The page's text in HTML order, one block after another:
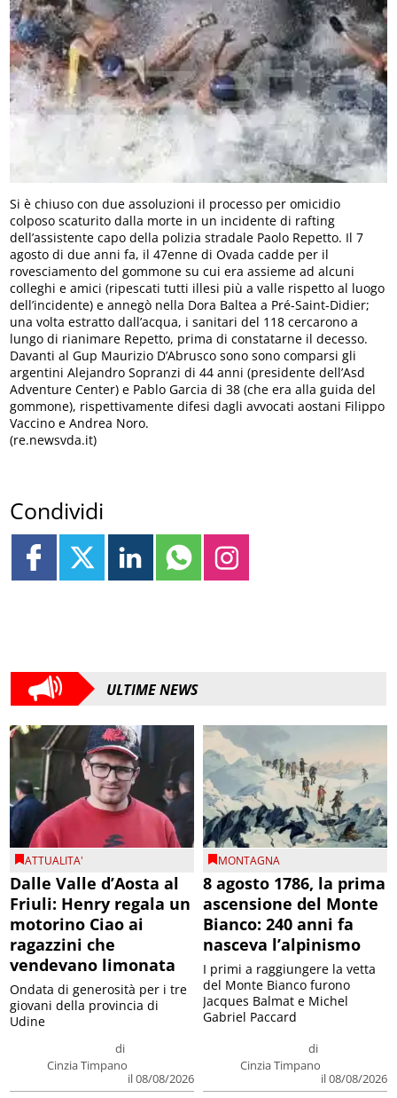
Si è chiuso con due assoluzioni il processo per omicidio
colposo scaturito dalla morte in un incidente di rafting
dell’assistente capo della polizia stradale Paolo Repetto. Il 7
agosto di due anni fa, il 47enne di Ovada cadde per il
rovesciamento del gommone su cui era assieme ad alcuni
colleghi e amici (ripescati tutti illesi più a valle rispetto al luogo
dell’incidente) e annegò nella Dora Baltea a Pré-Saint-Didier;
una volta estratto dall’acqua, i sanitari del 118 cercarono a
lungo di rianimare Repetto, prima di constatarne il decesso.
Davanti al Gup Maurizio D’Abrusco sono sono comparsi gli
argentini Alejandro Sopranzi di 44 anni (presidente dell’Asd
Adventure Center) e Pablo Garcia di 38 (che era alla guida del
gommone), rispettivamente difesi dagli avvocati aostani Filippo
Vaccino e Andrea Noro.
(re.newsvda.it)
Condividi
ULTIME NEWS
ATTUALITA'
Dalle Valle d’Aosta al
Friuli: Henry regala un
motorino Ciao ai
ragazzini che
vendevano limonata
di
Cinzia Timpano
il 08/08/2026
Ondata di generosità per i tre
giovani della provincia di
Udine
MONTAGNA
8 agosto 1786, la prima
ascensione del Monte
Bianco: 240 anni fa
nasceva l’alpinismo
di
Cinzia Timpano
il 08/08/2026
I primi a raggiungere la vetta
del Monte Bianco furono
Jacques Balmat e Michel
Gabriel Paccard